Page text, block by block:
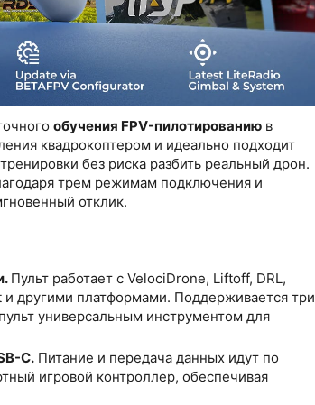
обучения FPV-пилотированию в
квадрокоптером и идеально подходит
без риска разбить реальный дрон.
трем режимам подключения и
отклик.
Пульт работает с VelociDrone, Liftoff, DRL,
и другими платформами. Поддерживается три
универсальным инструментом для
C. Питание и передача данных идут по
игровой контроллер, обеспечивая